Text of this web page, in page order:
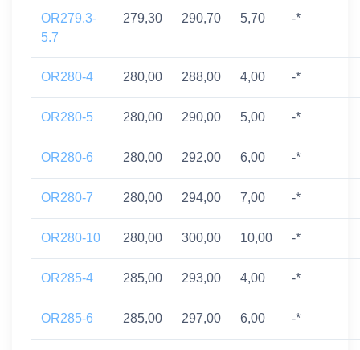
OR279.3-
5.7
279,30 290,70 5,70 -*
OR280-4 280,00 288,00 4,00 -*
OR280-5 280,00 290,00 5,00 -*
OR280-6 280,00 292,00 6,00 -*
OR280-7 280,00 294,00 7,00 -*
OR280-10 280,00 300,00 10,00 -*
OR285-4 285,00 293,00 4,00 -*
OR285-6 285,00 297,00 6,00 -*